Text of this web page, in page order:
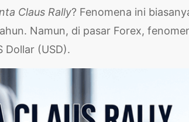
Claus Rally? Fenomena ini
Namun, di pasar Forex,
Dollar (USD).